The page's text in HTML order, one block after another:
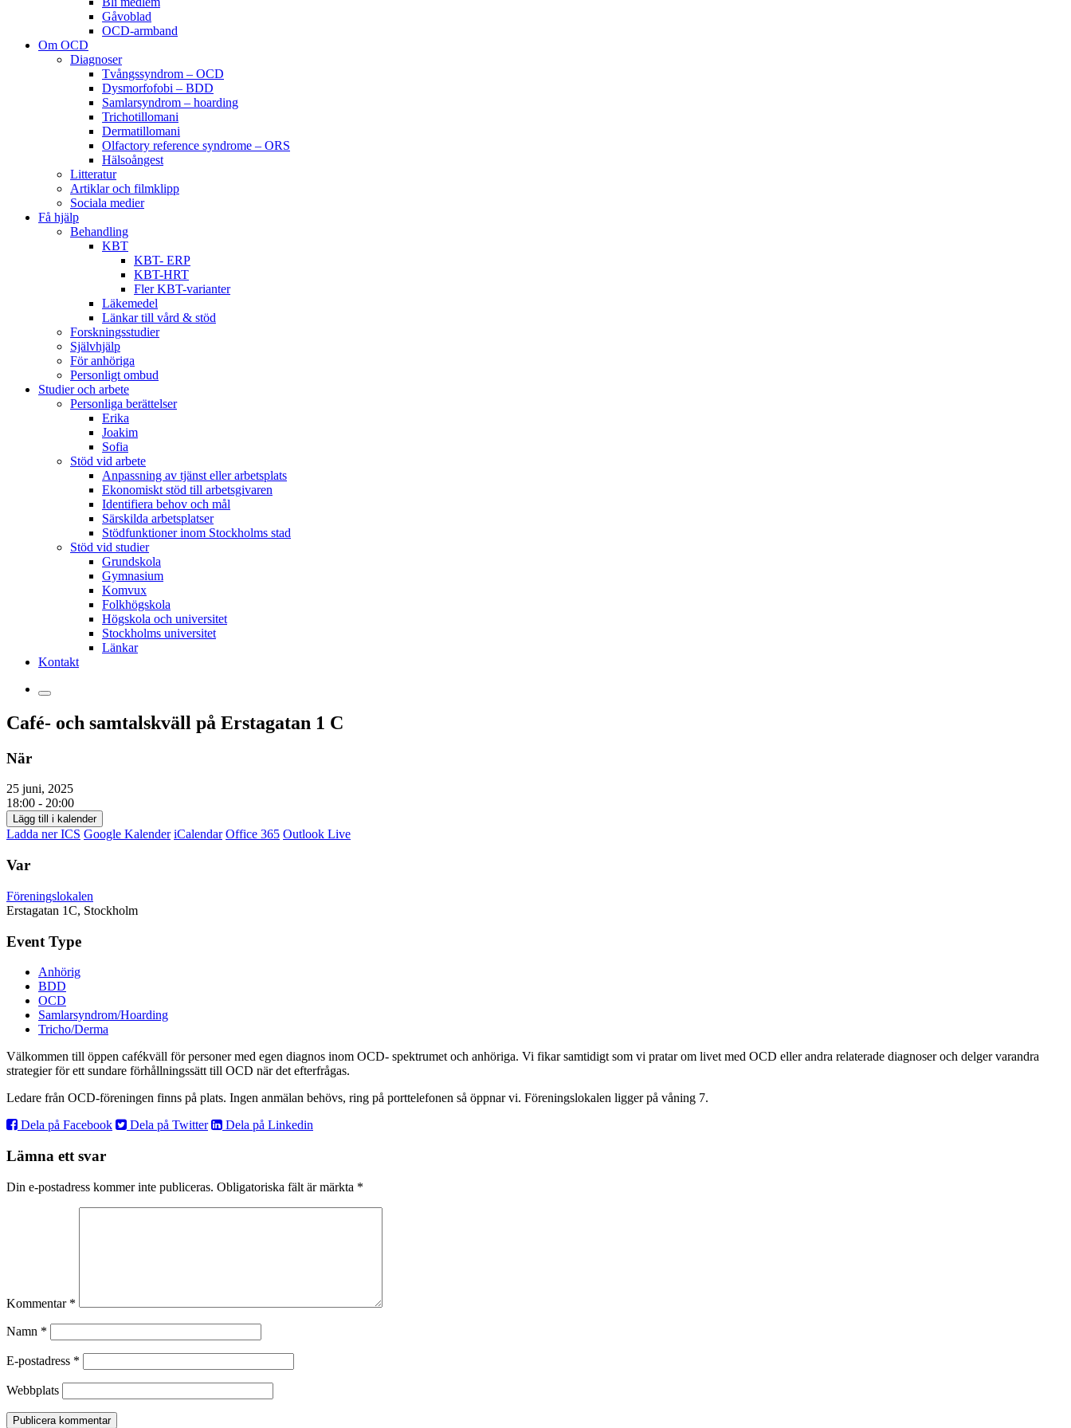
Gåvoblad
OCD-armband
Om OCD
Diagnoser
Tvångssyndrom – OCD
Dysmorfofobi – BDD
Samlarsyndrom – hoarding
Trichotillomani
Dermatillomani
Olfactory reference syndrome – ORS
Hälsoångest
Litteratur
Artiklar och filmklipp
Sociala medier
Få hjälp
Behandling
KBT
KBT- ERP
KBT-HRT
Fler KBT-varianter
Läkemedel
Länkar till vård & stöd
Forskningsstudier
Självhjälp
För anhöriga
Personligt ombud
Studier och arbete
Personliga berättelser
Erika
Joakim
Sofia
Stöd vid arbete
Anpassning av tjänst eller arbetsplats
Ekonomiskt stöd till arbetsgivaren
Identifiera behov och mål
Särskilda arbetsplatser
Stödfunktioner inom Stockholms stad
Stöd vid studier
Grundskola
Gymnasium
Komvux
Folkhögskola
Högskola och universitet
Stockholms universitet
Länkar
Kontakt
Café- och samtalskväll på Erstagatan 1 C
När
25 juni, 2025
18:00 - 20:00
Lägg till i kalender
Ladda ner ICS Google Kalender iCalendar Office 365 Outlook Live
Var
Föreningslokalen
Erstagatan 1C, Stockholm
Event Type
Anhörig
BDD
OCD
Samlarsyndrom/Hoarding
Tricho/Derma
Välkommen till öppen cafékväll för personer med egen diagnos inom OCD- spektrumet och anhöriga. Vi fikar samtidigt som vi pratar om livet med OCD eller andra relaterade diagnoser och delger varandra
strategier för ett sundare förhållningssätt till OCD när det efterfrågas.
Ledare från OCD-föreningen finns på plats. Ingen anmälan behövs, ring på porttelefonen så öppnar vi. Föreningslokalen ligger på våning 7.
Dela på Facebook
Dela på Twitter Dela på Linkedin
Lämna ett svar
Din e-postadress kommer inte publiceras. Obligatoriska fält är märkta *
Kommentar *
Namn *
E-postadress *
Webbplats